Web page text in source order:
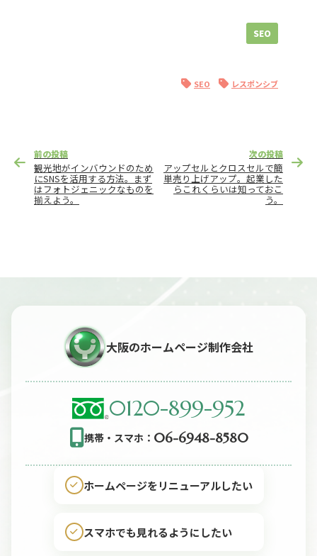
SEO
SEO レスポンシブ
稿
前の投稿
観光地がインバウンドのため
にSNSを活用する方法。まず
はフォトジェニックなものを
揃えよう。
次の投稿
アップセルとクロスセルで簡
単売り上げアップ。起業した
らこれくらいは知っておこ
う。
大阪のホームページ制作会社
0120-899-952
携帯・スマホ： 06-6948-8580
ホームページをリニューアルしたい
スマホでも見れるようにしたい